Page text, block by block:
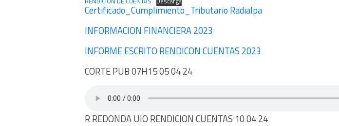
Certificado_Cumplimiento_Tributario Radialpa
INFORMACION FINANCIERA 2023
INFORME ESCRITO RENDICON CUENTAS 2023
CORTE PUB 07H15 05 04 24
R REDONDA UIO RENDICION CUENTAS 10 04 24